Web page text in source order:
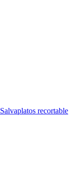
Salvaplatos recortable